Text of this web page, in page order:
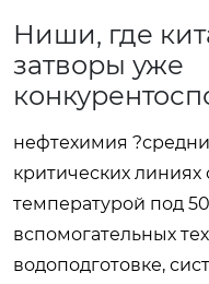
Ниши, где
затворы уже
нефтехимия
критических
температурой под
вспомогательных
водоподготовке,